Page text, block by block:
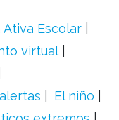
Escolar
virtual
El niño